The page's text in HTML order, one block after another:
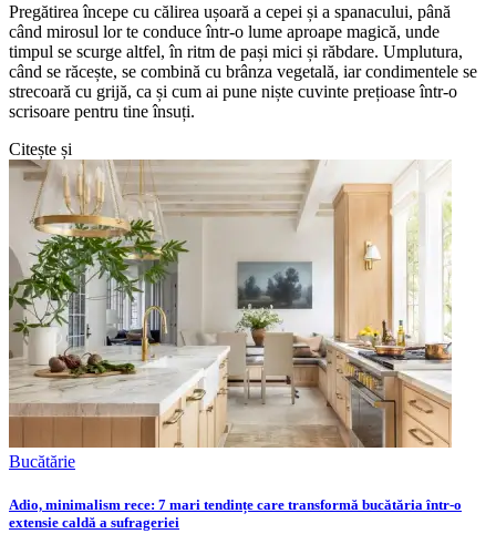
Pregătirea începe cu călirea ușoară a cepei și a spanacului, până
când mirosul lor te conduce într-o lume aproape magică, unde
timpul se scurge altfel, în ritm de pași mici și răbdare. Umplutura,
când se răcește, se combină cu brânza vegetală, iar condimentele se
strecoară cu grijă, ca și cum ai pune niște cuvinte prețioase într-o
scrisoare pentru tine însuți.
Citește și
Bucătărie
Adio, minimalism rece: 7 mari tendințe care transformă bucătăria într-o
extensie caldă a sufrageriei